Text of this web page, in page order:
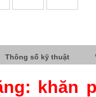
Thông số kỹ thuật
khăn